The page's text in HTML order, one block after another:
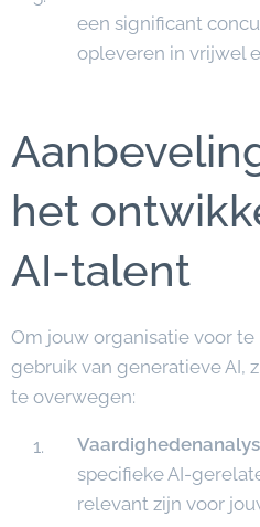
een significant
opleveren in vrijwel
het
AI-talent
Om jouw organisatie voor
gebruik van generatieve AI,
te overwegen:
specifieke AI-
relevant zijn voor